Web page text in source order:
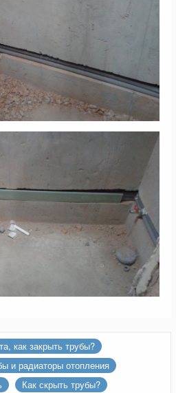
как закрыть трубы?
и радиаторы отопления
Как скрыть трубы?